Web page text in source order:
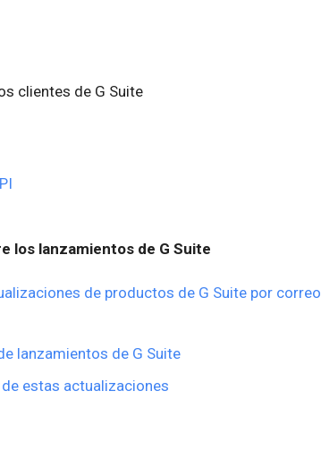
clientes de G Suite
los lanzamientos de G Suite
de productos de G Suite por correo
lanzamientos de G Suite
estas actualizaciones